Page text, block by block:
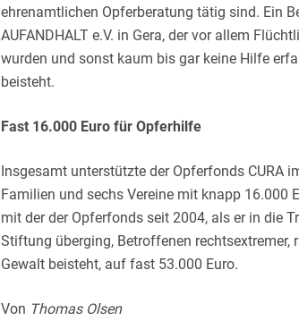
ehrenamtlichen Opferberatung tätig sind. Ein
AUFANDHALT e.V. in Gera, der vor allem
wurden und sonst kaum bis gar keine Hilfe
beisteht.
Fast 16.000 Euro für Opferhilfe
Insgesamt unterstützte der Opferfonds CURA
Familien und sechs Vereine mit knapp 16.000
mit der der Opferfonds seit 2004, als er in die
Stiftung überging, Betroffenen
Gewalt beisteht, auf fast 53.000 Euro.
Von Thomas Olsen